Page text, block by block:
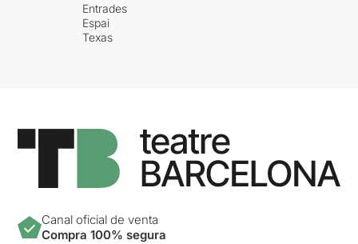
Entrades
Espai
Texas
Canal oficial de venta
Compra 100% segura